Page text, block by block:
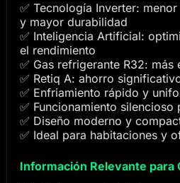
✅ Tecnología Inverter:
y mayor durabilidad
✅ Inteligencia Artificial:
el rendimiento
✅ Gas refrigerante R32:
✅ Retiq A: ahorro
✅ Enfriamiento rápido y
✅ Funcionamiento
✅ Diseño moderno y
✅ Ideal para habitaciones y
Información Relevante para